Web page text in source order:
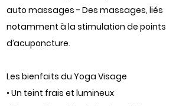
auto massages - Des massages, liés
notamment à la stimulation de points
d’acuponcture.
Les bienfaits du Yoga Visage
• Un teint frais et lumineux